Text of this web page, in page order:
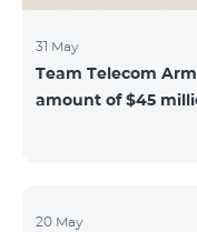
31 May
Team Telecom
amount of $45
20 May